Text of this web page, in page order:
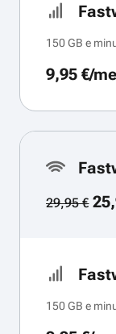
150 GB e
9,95 €/
29,95 €
150 GB e